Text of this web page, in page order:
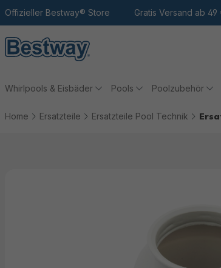
Hauptinhalt
Zur Suche
Zur Hauptnavigation
Offizieller Bestway® Store Gratis Versand ab 49
Whirlpools & Eisbäder Pools Poolzubehör
Home Ersatzteile Ersatzteile Pool Technik